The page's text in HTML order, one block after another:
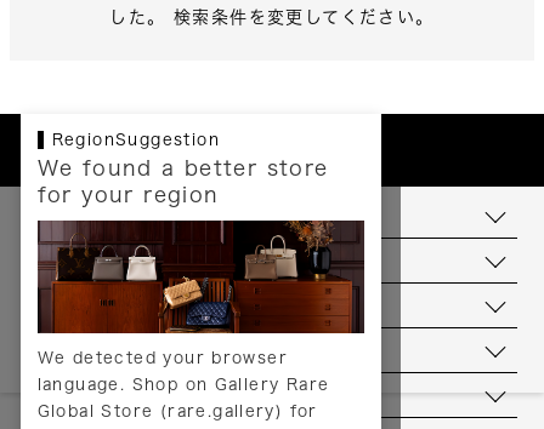
した。 検索条件を変更してください。
RegionSuggestion
We found a better store
for your region
We detected your browser
language. Shop on Gallery Rare
Global Store (rare.gallery) for
お支払いについて
配送について
送料について
返品について